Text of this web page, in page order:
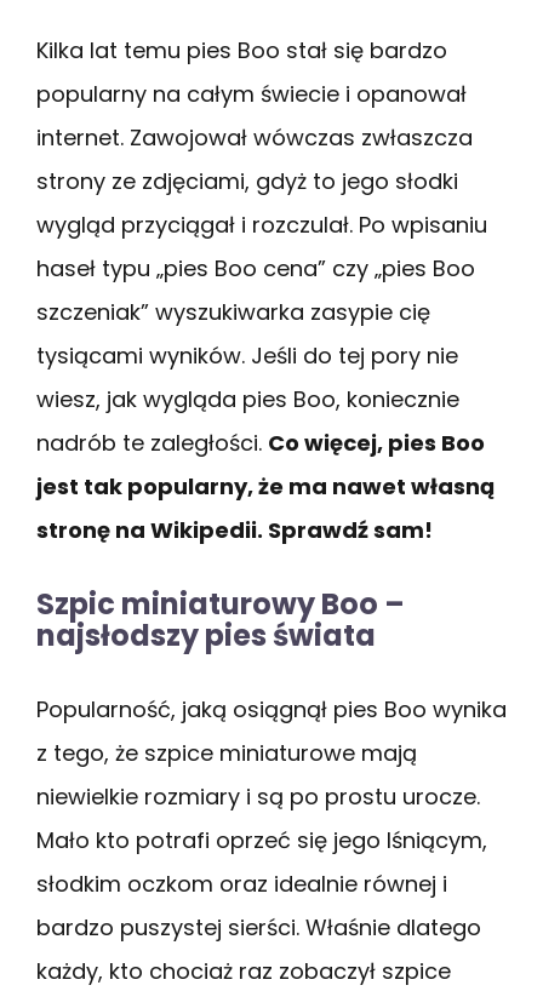
Kilka lat temu pies Boo stał się bardzo
popularny na całym świecie i opanował
internet. Zawojował wówczas zwłaszcza
strony ze zdjęciami, gdyż to jego słodki
wygląd przyciągał i rozczulał. Po wpisaniu
haseł typu „pies Boo cena” czy „pies Boo
szczeniak” wyszukiwarka zasypie cię
tysiącami wyników. Jeśli do tej pory nie
wiesz, jak wygląda pies Boo, koniecznie
nadrób te zaległości. Co więcej, pies Boo
jest tak popularny, że ma nawet własną
stronę na Wikipedii. Sprawdź sam!
Szpic miniaturowy Boo –
najsłodszy pies świata
Popularność, jaką osiągnął pies Boo wynika
z tego, że szpice miniaturowe mają
niewielkie rozmiary i są po prostu urocze.
Mało kto potrafi oprzeć się jego lśniącym,
słodkim oczkom oraz idealnie równej i
bardzo puszystej sierści. Właśnie dlatego
każdy, kto chociaż raz zobaczył szpice